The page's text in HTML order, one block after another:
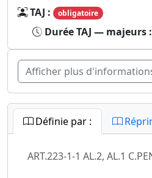
TAJ : obligatoire
Durée TAJ — majeurs :
Afficher plus
Définie par :
ART.223-1-1 AL.2, AL.1